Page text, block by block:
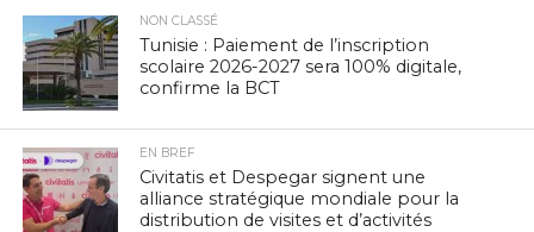
NON CLASSÉ
Tunisie : Paiement de l’inscription
scolaire 2026-2027 sera 100% digitale,
confirme la BCT
EN BREF
Civitatis et Despegar signent une
alliance stratégique mondiale pour la
distribution de visites et d’activités